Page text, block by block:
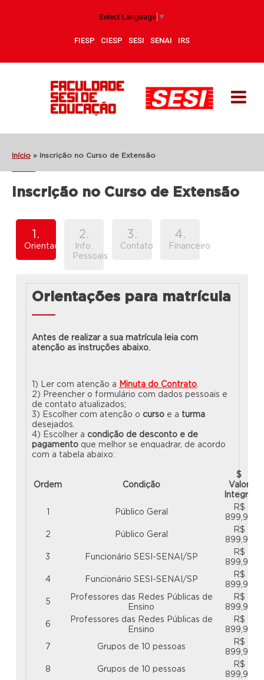
Select Language ▼
FIESP CIESP SESI SENAI IRS
Início » Inscrição no Curso de Extensão
Inscrição no Curso de Extensão
1.
Orientações
2.
Info.
Pessoais
3.
Contato
4.
Financeiro
Orientações para matrícula
Antes de realizar a sua matrícula leia com
atenção as instruções abaixo.
1) Ler com atenção a Minuta do Contrato.
2) Preencher o formulário com dados pessoais e
de contato atualizados;
3) Escolher com atenção o curso e a turma
desejados.
4) Escolher a condição de desconto e de
pagamento que melhor se enquadrar, de acordo
com a tabela abaixo:
Ordem Condição
$
Valor
Integral
Público Geral
R$
899,99
2 Público Geral
R$
899,99
3 Funcionário SESI-SENAI/SP
R$
899,99
4 Funcionário SESI-SENAI/SP
R$
899,99
5
Professores das Redes Públicas de
Ensino
R$
899,99
6
Professores das Redes Públicas de
Ensino
R$
899,99
7 Grupos de 10 pessoas
R$
899,99
8 Grupos de 10 pessoas
R$
899,99